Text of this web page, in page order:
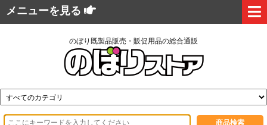
メニューを見る
のぼり既製品販売・販促用品の総合通販